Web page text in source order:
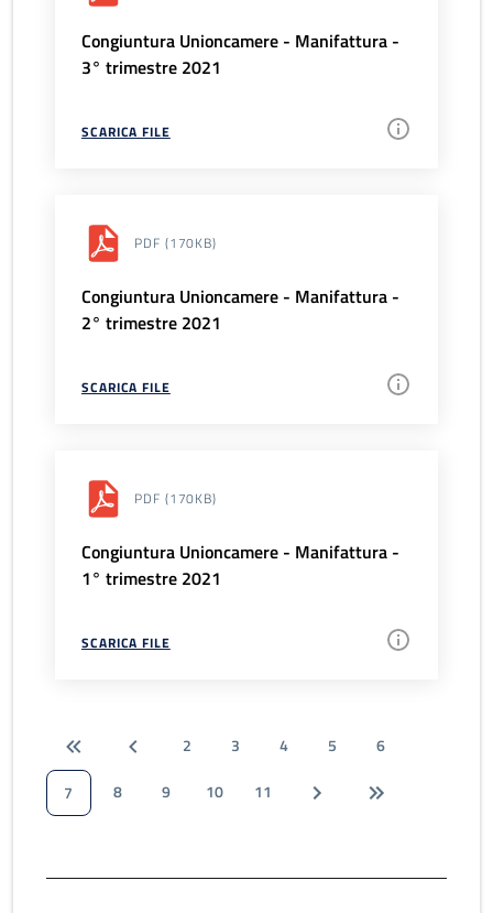
Congiuntura Unioncamere - Manifattura -
3° trimestre 2021
SCARICA FILE
PDF (170KB)
Congiuntura Unioncamere - Manifattura -
2° trimestre 2021
SCARICA FILE
PDF (170KB)
Congiuntura Unioncamere - Manifattura -
1° trimestre 2021
SCARICA FILE
2 3 4 5
6
7
8 9 10 11